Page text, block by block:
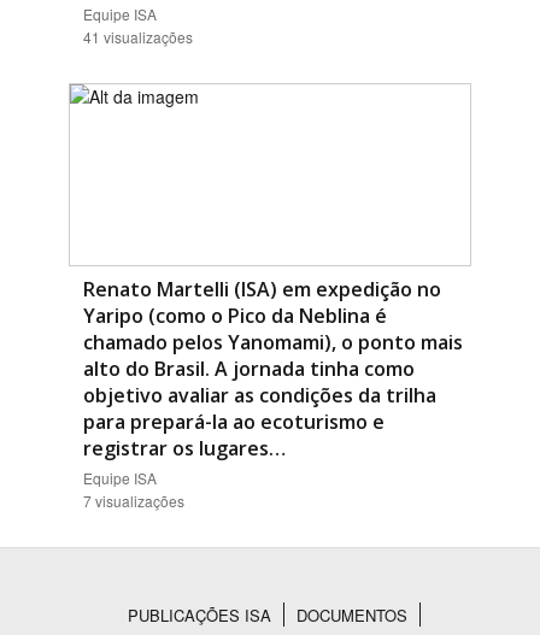
Equipe ISA
41 visualizações
Renato Martelli (ISA) em expedição no
Yaripo (como o Pico da Neblina é
chamado pelos Yanomami), o ponto mais
alto do Brasil. A jornada tinha como
objetivo avaliar as condições da trilha
para prepará-la ao ecoturismo e
registrar os lugares…
Equipe ISA
7 visualizações
PUBLICAÇÕES ISA DOCUMENTOS